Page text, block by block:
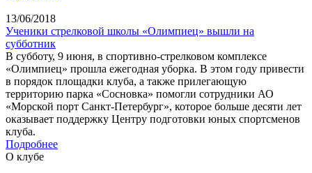
13/06/2018
Ученики стрелковой школы «Олимпиец» вышли на
субботник
В субботу, 9 июня, в спортивно-стрелковом комплексе
«Олимпиец» прошла ежегодная уборка. В этом году привести
в порядок площадки клуба, а также прилегающую
территорию парка «Сосновка» помогли сотрудники АО
«Морской порт Санкт-Петербург», которое больше десяти лет
оказывает поддержку Центру подготовки юных спортсменов
клуба.
Подробнее
О клубе